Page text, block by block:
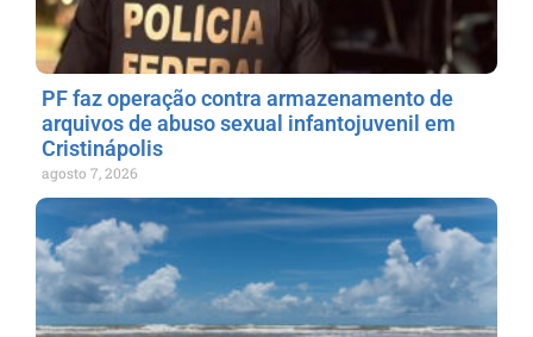
PF faz operação contra armazenamento de
arquivos de abuso sexual infantojuvenil em
Cristinápolis
agosto 7, 2026